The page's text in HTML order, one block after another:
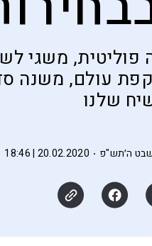
פוליטית, משגי
עולם, משנה
שלנו
ה׳תש"פ 20.02.2020 | 18:46